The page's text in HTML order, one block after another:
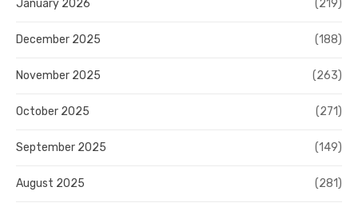
January 2026 (219)
December 2025 (188)
November 2025 (263)
October 2025 (271)
September 2025 (149)
August 2025 (281)